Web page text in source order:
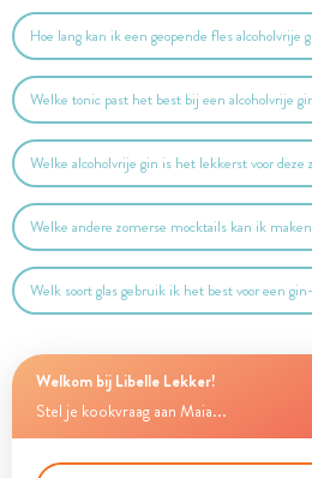
Hoe lang kan ik een geopende fles alcoholvrije
Welke tonic past het best bij een alcoholvrije
Welke alcoholvrije gin is het lekkerst voor deze
Welke andere zomerse mocktails kan ik
Welk soort glas gebruik ik het best voor een
Welkom bij Libelle Lekker!
Stel je kookvraag aan Maia...